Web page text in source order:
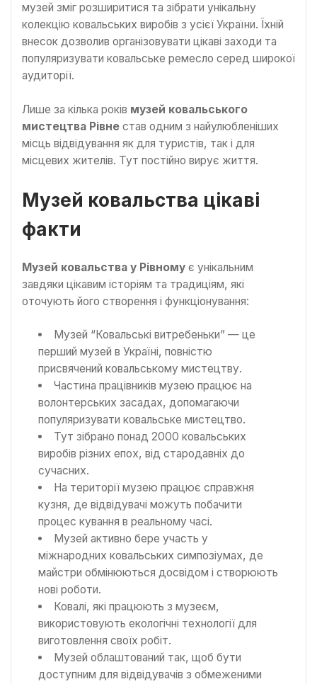
музей зміг розширитися та зібрати унікальну
колекцію ковальських виробів з усієї України. Їхній
внесок дозволив організовувати цікаві заходи та
популяризувати ковальське ремесло серед широкої
аудиторії.
Лише за кілька років музей ковальського
мистецтва Рівне став одним з найулюбленіших
місць відвідування як для туристів, так і для
місцевих жителів. Тут постійно вирує життя.
Музей ковальства цікаві
факти
Музей ковальства у Рівному є унікальним
завдяки цікавим історіям та традиціям, які
оточують його створення і функціонування:
Музей “Ковальські витребеньки” — це
перший музей в Україні, повністю
присвячений ковальському мистецтву.
Частина працівників музею працює на
волонтерських засадах, допомагаючи
популяризувати ковальське мистецтво.
Тут зібрано понад 2000 ковальських
виробів різних епох, від стародавніх до
сучасних.
На території музею працює справжня
кузня, де відвідувачі можуть побачити
процес кування в реальному часі.
Музей активно бере участь у
міжнародних ковальських симпозіумах, де
майстри обмінюються досвідом і створюють
нові роботи.
Ковалі, які працюють з музеєм,
використовують екологічні технології для
виготовлення своїх робіт.
Музей облаштований так, щоб бути
доступним для відвідувачів з обмеженими